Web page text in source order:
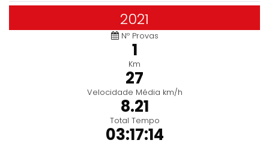
2021
Nº Provas
1
Km
27
Velocidade Média km/h
8.21
Total Tempo
03:17:14